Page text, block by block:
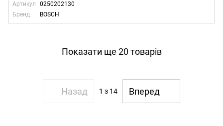
Артикул
0250202130
Бренд
BOSCH
Показати ще 20 товарів
Назад 1 з 14 Вперед